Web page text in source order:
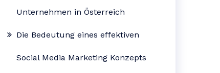
Unternehmen in Österreich
Die Bedeutung eines effektiven
Social Media Marketing Konzepts